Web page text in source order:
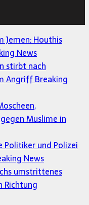
Jemen: Houthis
News
stirbt nach
AngriffBreaking
Muslime in
Politiker und Polizei
News
umstrittenes
Richtung